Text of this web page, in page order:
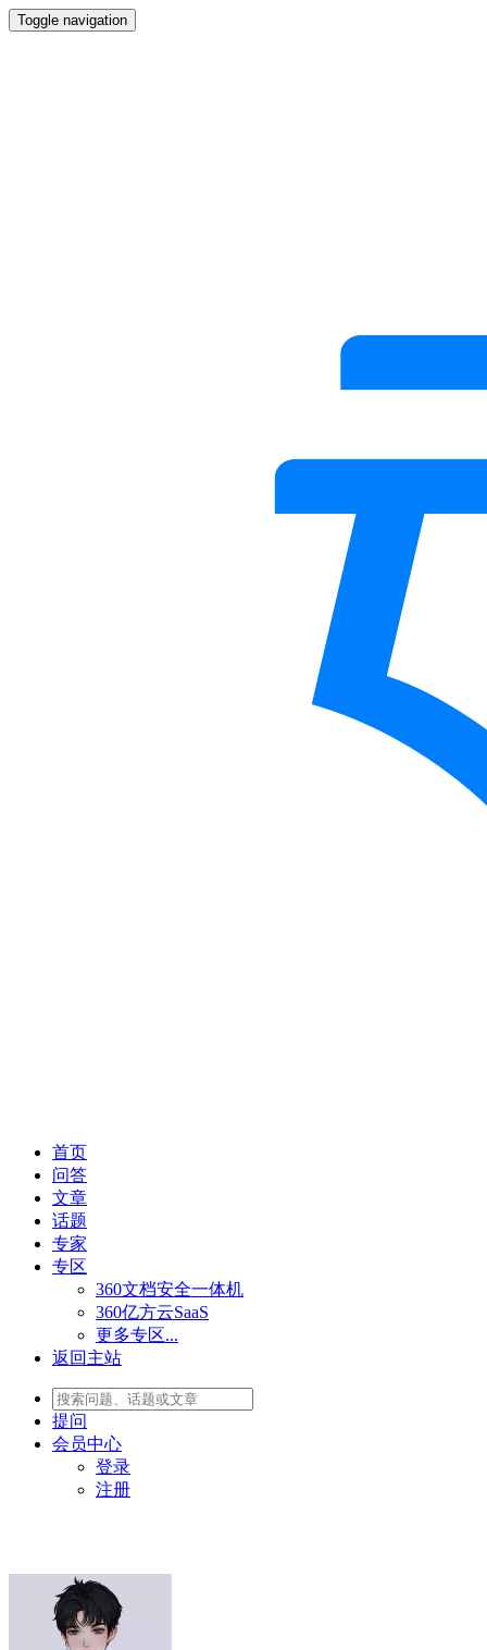
Toggle navigation
首页
问答
文章
话题
专家
专区
360文档安全一体机
360亿方云SaaS
更多专区...
返回主站
提问
会员中心
登录
注册